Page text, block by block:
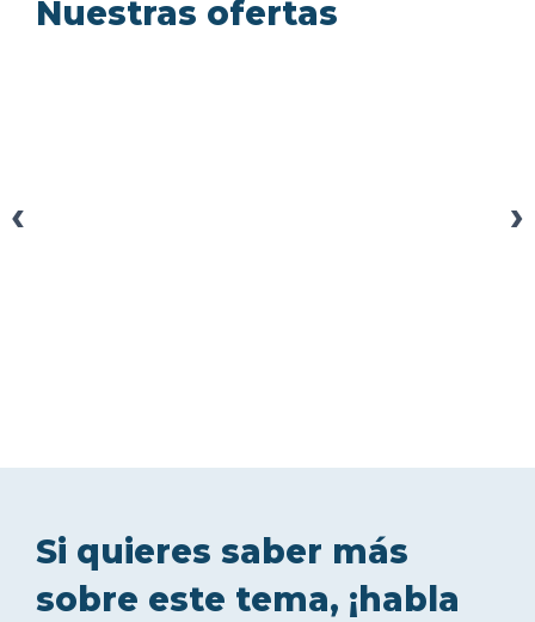
Nuestras ofertas
‹ ›
Si quieres saber más
sobre este tema, ¡habla